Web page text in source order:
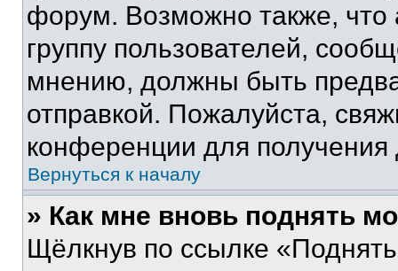
форум. Возможно также, что
группу пользователей,
мнению, должны быть
отправкой. Пожалуйста,
конференции для
Вернуться к началу
» Как мне вновь поднять
Щёлкнув по ссылке